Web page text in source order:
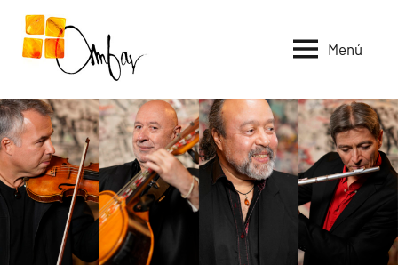
Saltar
contenido
Menú